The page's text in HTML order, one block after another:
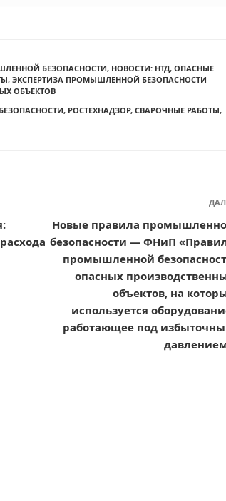
БЕЗОПАСНОСТИ, НОВОСТИ: НТД, ОПАСНЫЕ
, ЭКСПЕРТИЗА ПРОМЫШЛЕННОЙ БЕЗОПАСНОСТИ
ОБЪЕКТОВ
, РОСТЕХНАДЗОР, СВАРОЧНЫЕ РАБОТЫ,
Новые правила
безопасности — ФНиП
промышленной
опасных
объектов, на
используется
работающее под